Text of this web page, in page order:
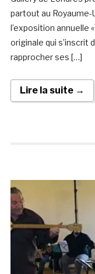
partout au Royaume-
l’exposition annuelle
originale qui s’inscrit
rapprocher ses […]
Lire la suite →